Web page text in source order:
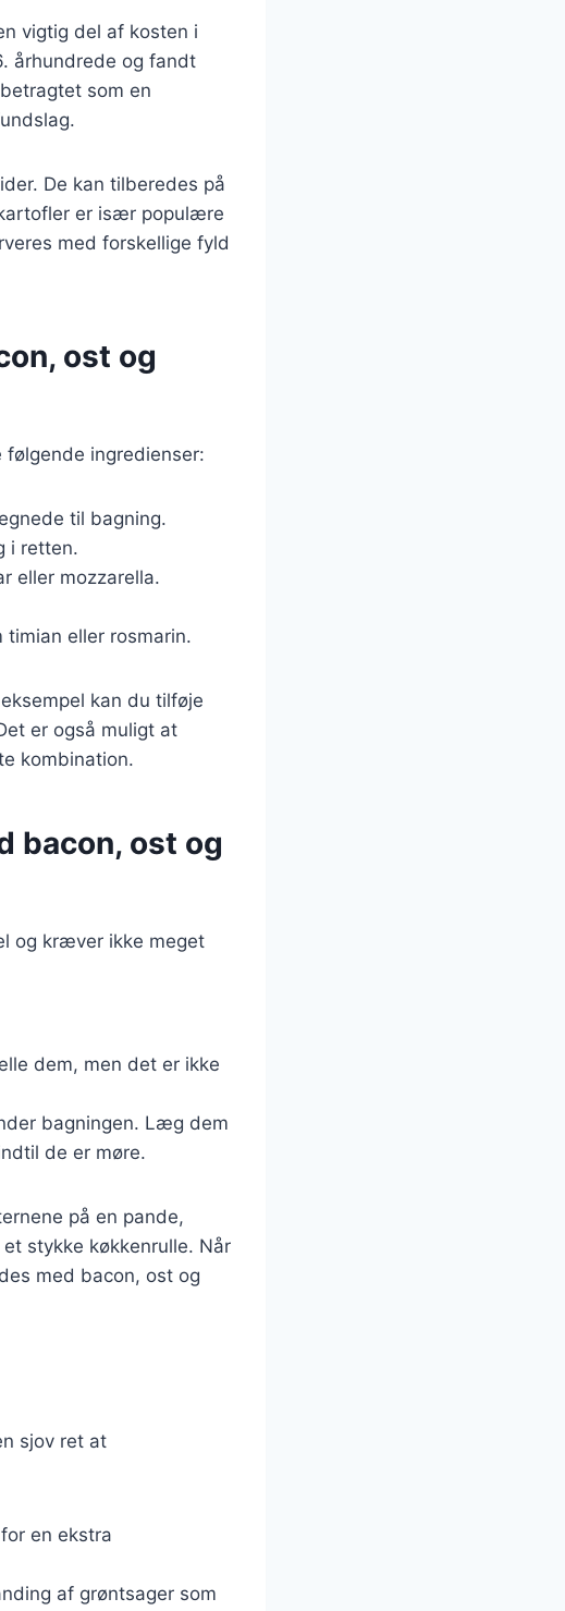
vigtig del af kosten i
århundrede og fandt
som en
De kan tilberedes på
er især populære
med forskellige fyld
ost og
ingredienser:
til bagning.
i retten.
eller mozzarella.
eller rosmarin.
kan du tilføje
er også muligt at
kombination.
bacon, ost og
og kræver ikke meget
dem, men det er ikke
bagningen. Læg dem
de er møre.
på en pande,
stykke køkkenrulle. Når
med bacon, ost og
sjov ret at
en ekstra
af grøntsager som